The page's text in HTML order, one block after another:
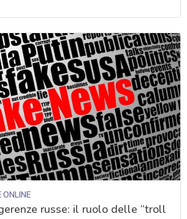
ONLINE
russe: il ruolo delle “troll